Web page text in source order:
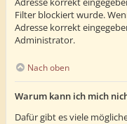
Filter blockiert wurde.
Adresse korrekt
Administrator.
Nach oben
Warum kann ich mich
Dafür gibt es viele